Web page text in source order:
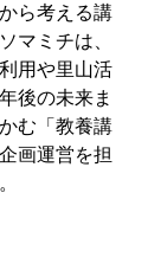
ら考える講
マミチは、
用や里山活
後の未来ま
む「教養講
画運営を担